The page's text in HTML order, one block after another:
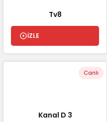
Tv8
İZLE
Canlı
Kanal D 3